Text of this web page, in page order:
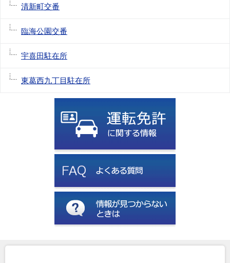
清新町交番
臨海公園交番
宇喜田駐在所
東葛西九丁目駐在所